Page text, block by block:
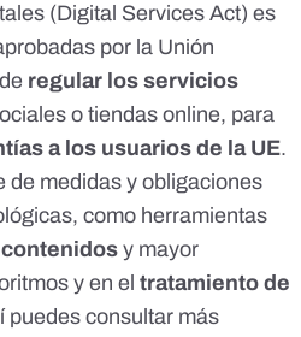
(Digital Services Act) es
por la Unión
regular los servicios
o tiendas online, para
a los usuarios de la UE.
de medidas y obligaciones
como herramientas
y mayor
y en el tratamiento de
puedes consultar más